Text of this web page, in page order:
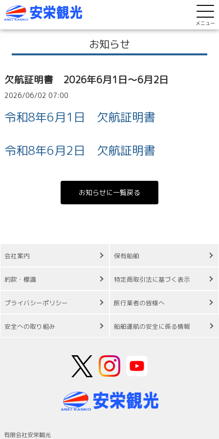
メニュー
お知らせ
欠航証明書 2026年6月1日～6月2日
2026/06/02 07:00
令和8年6月1日 欠航証明書
令和8年6月2日 欠航証明書
お知らせに一覧戻る
会社案内 保有船舶
約款・標識 特定商取引法に基づく表示
プライバシーポリシー 旅行業者の皆様へ
安全への取り組み 船舶運航の安全に係る情報
有限会社安栄観光